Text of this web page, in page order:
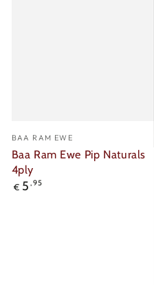
Verkäufer/in:
BAA RAM EWE
Baa Ram Ewe Pip Naturals
4ply
Regulärer
€ 5 ,95